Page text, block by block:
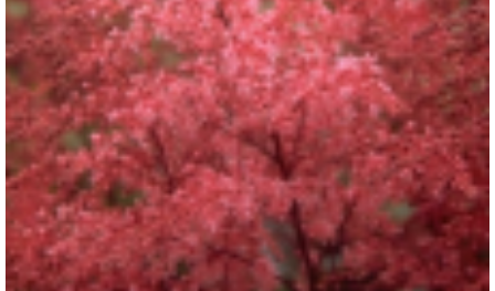
Spirea
Astilbe 'Aphrodite'